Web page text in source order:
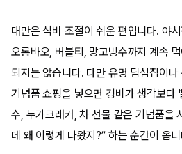
대만은 식비 조절이 쉬운 편입니다. 야
오롱바오, 버블티, 망고빙수까지 계속
되지는 않습니다. 다만 유명 딤섬집이
기념품 쇼핑을 넣으면 경비가 생각보다
수, 누가크래커, 차 선물 같은 기념품을
데 왜 이렇게 나왔지?” 하는 순간이 옵